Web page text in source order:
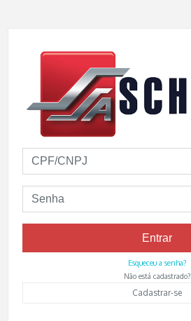
Entrar
Esqueceu a senha?
Não está cadastrado?
Cadastrar-se